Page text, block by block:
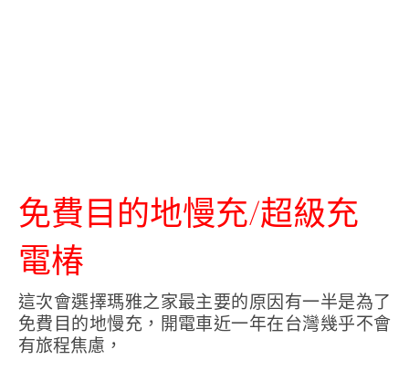
免費目的地慢充/超級充
電椿
這次會選擇瑪雅之家最主要的原因有一半是為了
免費目的地慢充，開電車近一年在台灣幾乎不會
有旅程焦慮，